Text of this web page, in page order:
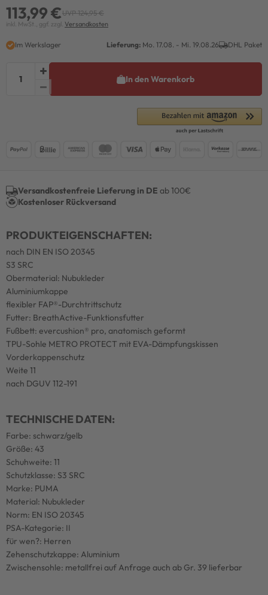
113,99 €UVP 124,95 €
inkl. MwSt., ggf. zzgl. Versandkosten
Im Werkslager Lieferung: Mo. 17.08. - Mi. 19.08.26 DHL Paket
In den Warenkorb
Versandkostenfreie Lieferung in DE ab 100€
Kostenloser Rückversand
PRODUKTEIGENSCHAFTEN:
nach DIN EN ISO 20345
S3 SRC
Obermaterial: Nubukleder
Aluminiumkappe
flexibler FAP®-Durchtrittschutz
Futter: BreathActive-Funktionsfutter
Fußbett: evercushion® pro, anatomisch geformt
TPU-Sohle METRO PROTECT mit EVA-Dämpfungskissen
Vorderkappenschutz
Weite 11
nach DGUV 112-191
TECHNISCHE DATEN:
Farbe: schwarz/gelb
Größe: 43
Schuhweite: 11
Schutzklasse: S3 SRC
Marke: PUMA
Material: Nubukleder
Norm: EN ISO 20345
PSA-Kategorie: II
für wen?: Herren
Zehenschutzkappe: Aluminium
Zwischensohle: metallfrei auf Anfrage auch ab Gr. 39 lieferbar